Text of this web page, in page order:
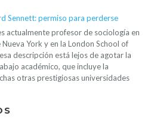
Sennett: permiso para perderse
actualmente profesor de sociología en
York y en la London School of
descripción está lejos de agotar la
académico, que incluye la
otras prestigiosas universidades